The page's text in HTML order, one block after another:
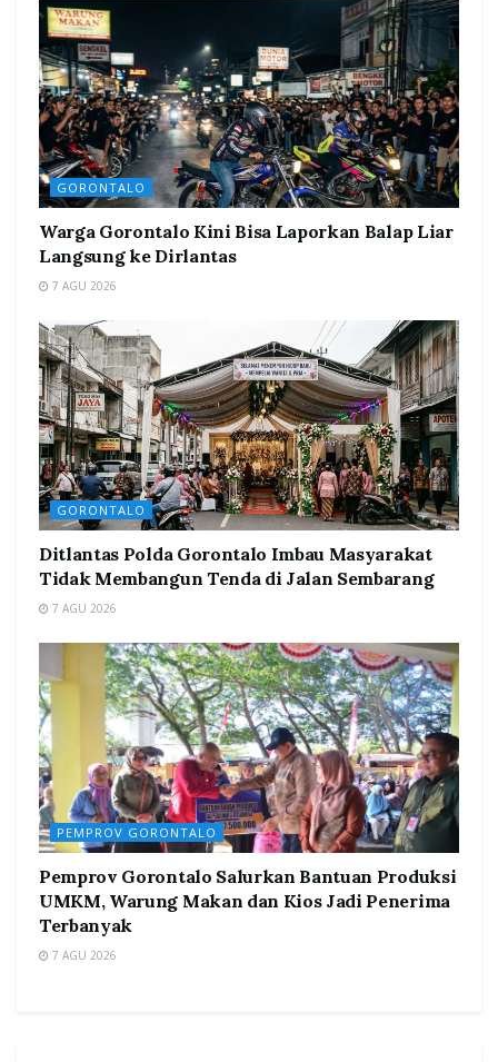
GORONTALO
Warga Gorontalo Kini Bisa Laporkan Balap Liar
Langsung ke Dirlantas
7 AGU 2026
GORONTALO
Ditlantas Polda Gorontalo Imbau Masyarakat
Tidak Membangun Tenda di Jalan Sembarang
7 AGU 2026
PEMPROV GORONTALO
Pemprov Gorontalo Salurkan Bantuan Produksi
UMKM, Warung Makan dan Kios Jadi Penerima
Terbanyak
7 AGU 2026